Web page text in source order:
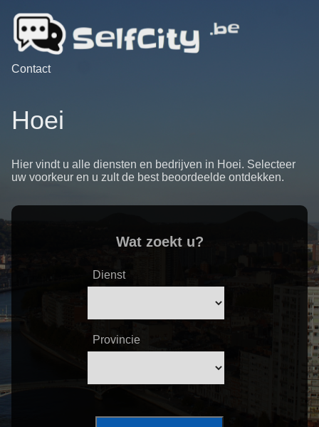
Contact
Hoei
Hier vindt u alle diensten en bedrijven in Hoei. Selecteer
uw voorkeur en u zult de best beoordeelde ontdekken.
Wat zoekt u?
Dienst
Provincie